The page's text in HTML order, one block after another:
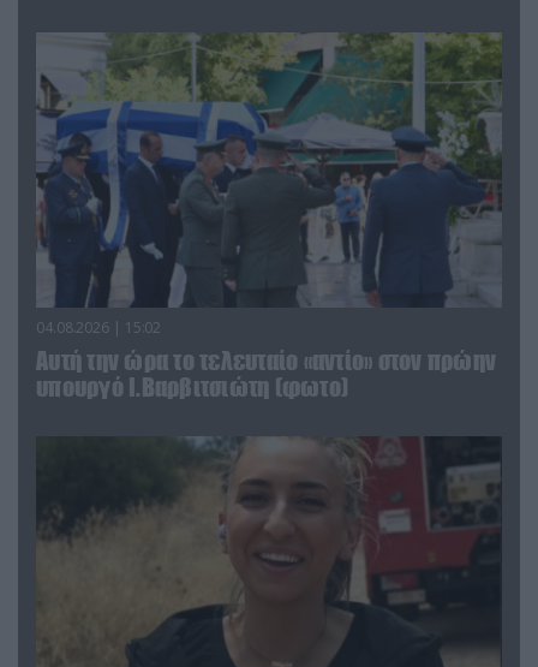
04.08.2026 | 15:02
Αυτή την ώρα το τελευταίο «αντίο» στον πρώην
υπουργό Ι.Βαρβιτσιώτη (φωτο)